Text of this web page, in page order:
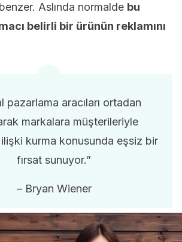
Aslında normalde bu
belirli bir ürünün reklamını
pazarlama aracıları ortadan
markalara müşterileriyle
kurma konusunda eşsiz bir
fırsat sunuyor.”
– Bryan Wiener